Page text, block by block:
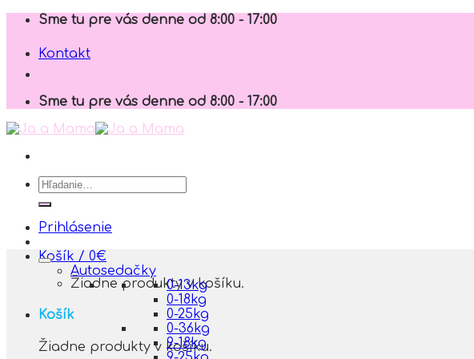
Skip
content
Sme tu pre vás denne od 8:00 - 17:00
Kontakt
Sme tu pre vás denne od 8:00 - 17:00
Hľadať:
Prihlásenie
Košík / 0€
Žiadne produkty v košíku.
Košík
Žiadne produkty v košíku.
Autosedačky
0-13kg
0-18kg
0-25kg
0-36kg
9-18kg